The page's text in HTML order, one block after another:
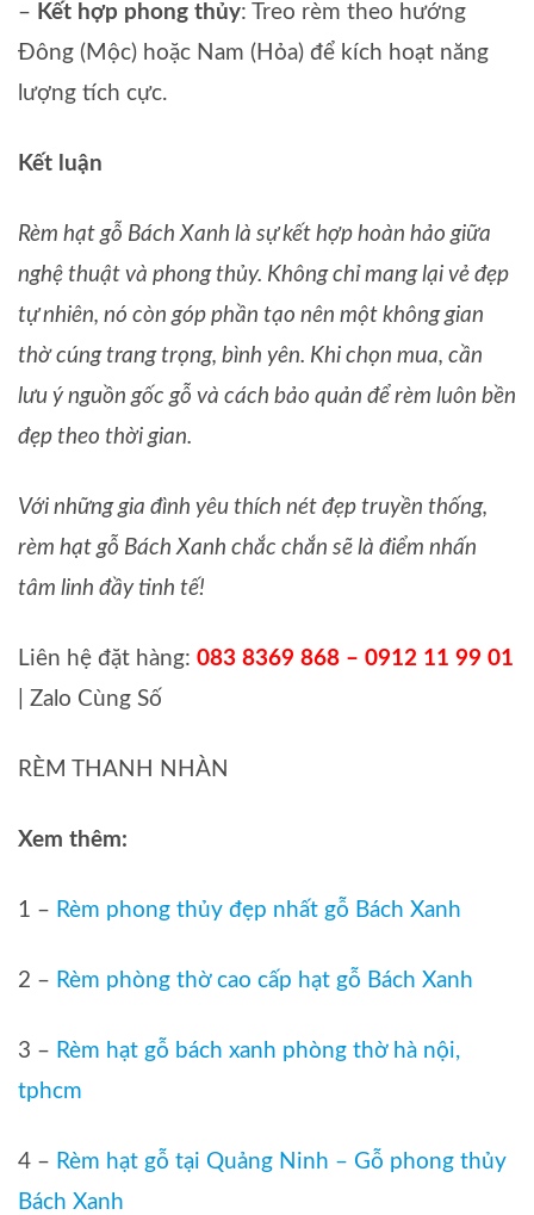
– Kết hợp phong thủy: Treo rèm theo hướng
Đông (Mộc) hoặc Nam (Hỏa) để kích hoạt năng
lượng tích cực.
Kết luận
Rèm hạt gỗ Bách Xanh là sự kết hợp hoàn hảo giữa
nghệ thuật và phong thủy. Không chỉ mang lại vẻ đẹp
tự nhiên, nó còn góp phần tạo nên một không gian
thờ cúng trang trọng, bình yên. Khi chọn mua, cần
lưu ý nguồn gốc gỗ và cách bảo quản để rèm luôn bền
đẹp theo thời gian.
Với những gia đình yêu thích nét đẹp truyền thống,
rèm hạt gỗ Bách Xanh chắc chắn sẽ là điểm nhấn
tâm linh đầy tinh tế!
Liên hệ đặt hàng: 083 8369 868 – 0912 11 99 01
| Zalo Cùng Số
RÈM THANH NHÀN
Xem thêm:
1 – Rèm phong thủy đẹp nhất gỗ Bách Xanh
2 – Rèm phòng thờ cao cấp hạt gỗ Bách Xanh
3 – Rèm hạt gỗ bách xanh phòng thờ hà nội,
tphcm
4 – Rèm hạt gỗ tại Quảng Ninh – Gỗ phong thủy
Bách Xanh